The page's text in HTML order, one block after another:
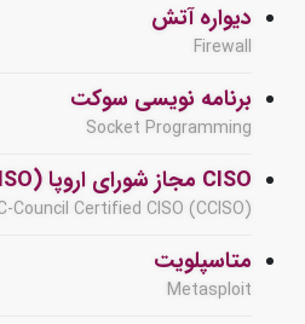
دیواره آتش
Firewall
برنامه نویسی سوکت
Socket Programming
CISO مجاز شورای اروپا (CCISO)
EC-Council Certified CISO (CCISO)
متاسپلویت
Metasploit